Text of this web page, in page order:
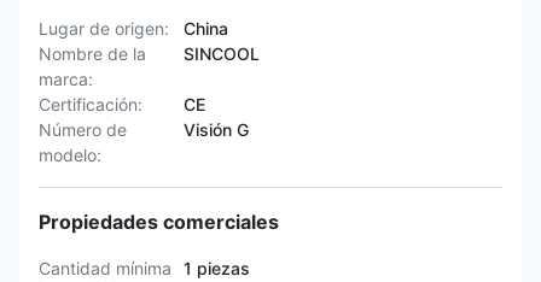
Lugar de origen:
China
Nombre de la
marca:
SINCOOL
Certificación:
CE
Número de
modelo:
Visión G
Propiedades comerciales
Cantidad mínima
1 piezas